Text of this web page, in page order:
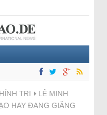
TRỊ
LÊ MINH
HAY ĐANG GIĂNG